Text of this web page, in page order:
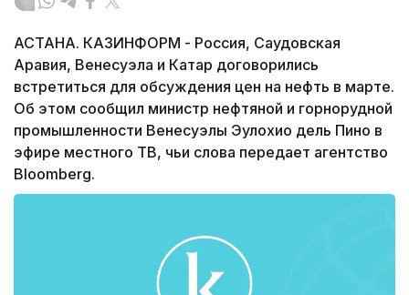
АСТАНА. КАЗИНФОРМ - Россия, Саудовская
Аравия, Венесуэла и Катар договорились
встретиться для обсуждения цен на нефть в марте.
Об этом сообщил министр нефтяной и горнорудной
промышленности Венесуэлы Эулохио дель Пино в
эфире местного ТВ, чьи слова передает агентство
Bloomberg.